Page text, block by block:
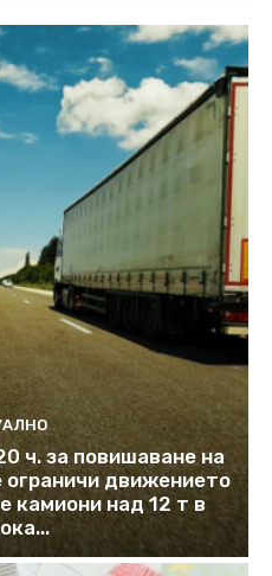
ч. за повишаване на
движението
камиони над 12 т в